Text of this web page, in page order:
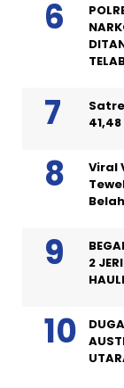
Viral
2